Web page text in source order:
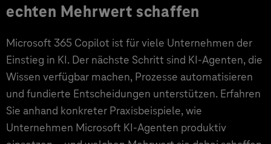
echten Mehrwert schaffen
Microsoft 365 Copilot ist für viele Unternehmen der
Einstieg in KI. Der nächste Schritt sind KI-Agenten, die
Wissen verfügbar machen, Prozesse automatisieren
und fundierte Entscheidungen unterstützen. Erfahren
Sie anhand konkreter Praxisbeispiele, wie
Unternehmen Microsoft KI-Agenten produktiv